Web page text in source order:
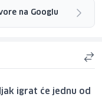
na Googlu
igrat će jednu od